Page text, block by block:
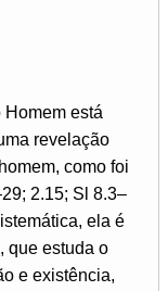
Homem está
revelação
como foi
2.15; Sl 8.3–
ela é
que estuda o
e existência,